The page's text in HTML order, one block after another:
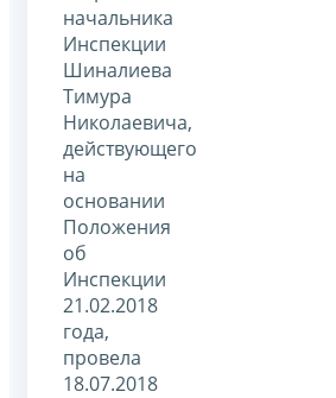
начальника
Инспекции
Шиналиева
Тимура
Николаевича,
действующего
на
основании
Положения
об
Инспекции
21.02.2018
года,
провела
18.07.2018